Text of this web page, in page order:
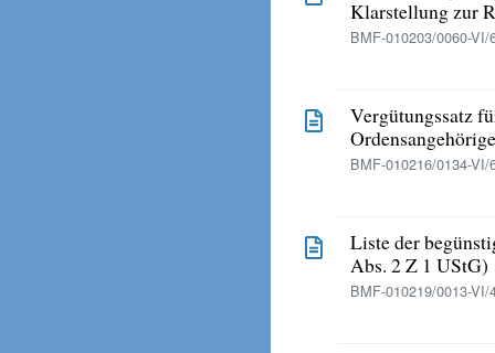
Klarstellung zur
BMF-010203/0060-
Vergütungssatz
BMF-010216/0134-
Liste der
Abs. 2 Z 1 UStG)
BMF-010219/0013-